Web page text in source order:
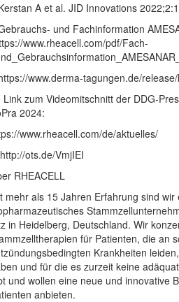
A et al. JID Innovations
und Fachinformation
www.rheacell.com/pdf/Fach-
www.derma-tagungen.de/
Link zum Videomitschnitt der DDG-
2024:
www.rheacell.com/de/aktuelles/
ots.de/VmjIEI
RHEACELL
mehr als 15 Jahren Erfahrung sind
in Heidelberg, Deutschland. Wir
für Patienten, die an
Krankheiten
und für die es zurzeit keine
und wollen eine neue und innovative
anbieten.